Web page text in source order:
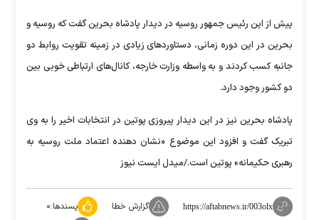
پیش از این رئیس جمهور روسیه در دیدار پادشاه بحرین گفت که روسیه و
بحرین در این دوره زمانی، دستاورد‌های زیادی در زمینه تقویت روابط دو
جانبه کسب کردند و به واسطه وزارت خارجه، کانال‌های ارتباطی خوبی بین
دو کشور وجود دارد.
پادشاه بحرین نیز در این دیدار پیروزی پوتین در انتخابات اخیر را به وی
تبریک گفت و افزود این موضوع «نشان دهنده اعتماد ملت روسیه به
رهبری حکیمانه» پوتین است./میدل ایست نیوز
https://aftabnews.ir/003olx گزارش خطا پسندها:۰